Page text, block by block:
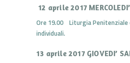
12 aprile 2017 MERCOLEDI’
Ore 19.00 Liturgia Penitenziale
individuali.
13 aprile 2017 GIOVEDI’